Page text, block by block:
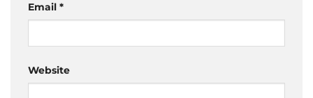
Email *
Website